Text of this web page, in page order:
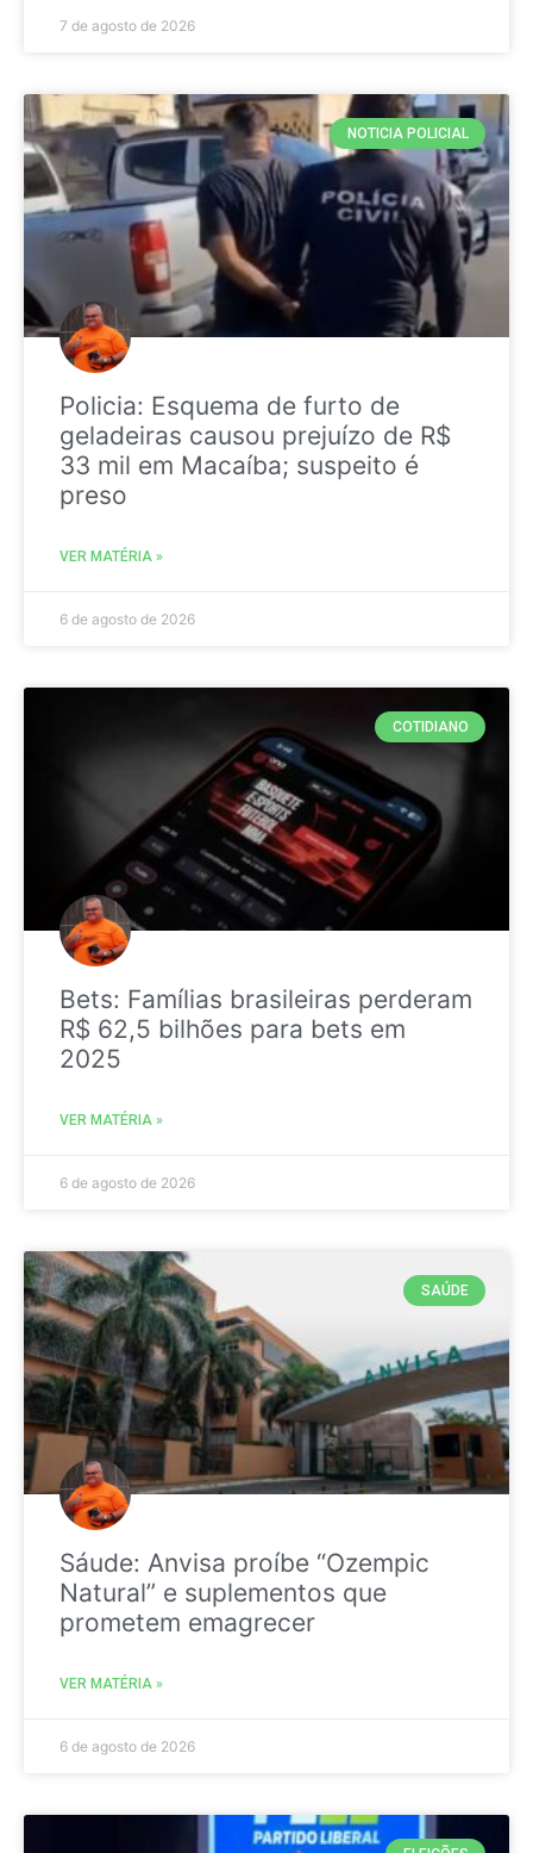
7 de agosto de 2026
NOTICIA POLICIAL
Policia: Esquema de furto de
geladeiras causou prejuízo de R$
33 mil em Macaíba; suspeito é
preso
VER MATÉRIA »
6 de agosto de 2026
COTIDIANO
Bets: Famílias brasileiras perderam
R$ 62,5 bilhões para bets em
2025
VER MATÉRIA »
6 de agosto de 2026
SAÚDE
Sáude: Anvisa proíbe “Ozempic
Natural” e suplementos que
prometem emagrecer
VER MATÉRIA »
6 de agosto de 2026